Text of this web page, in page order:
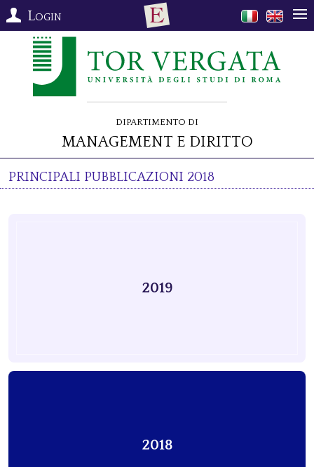
Login
Dipartimento di
Management e Diritto
Principali pubblicazioni 2018
2019
2018